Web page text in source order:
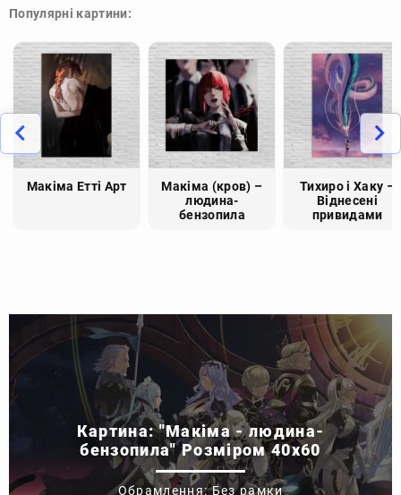
Популярні картини:
Макіма Етті Арт
Макіма (кров) –
людина-
бензопила
Тихиро і Хаку –
Віднесені
привидами
Картина: "Макіма - людина-
бензопила" Розміром 40x60
Обрамлення: Без рамки